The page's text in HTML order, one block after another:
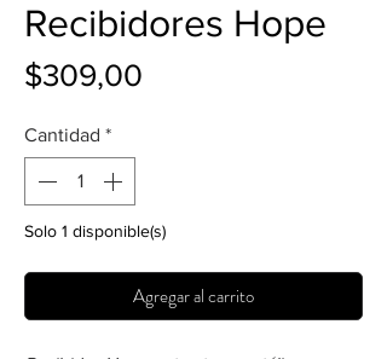
Recibidores Hope
$309,00
Cantidad *
Solo 1 disponible(s)
Agregar al carrito